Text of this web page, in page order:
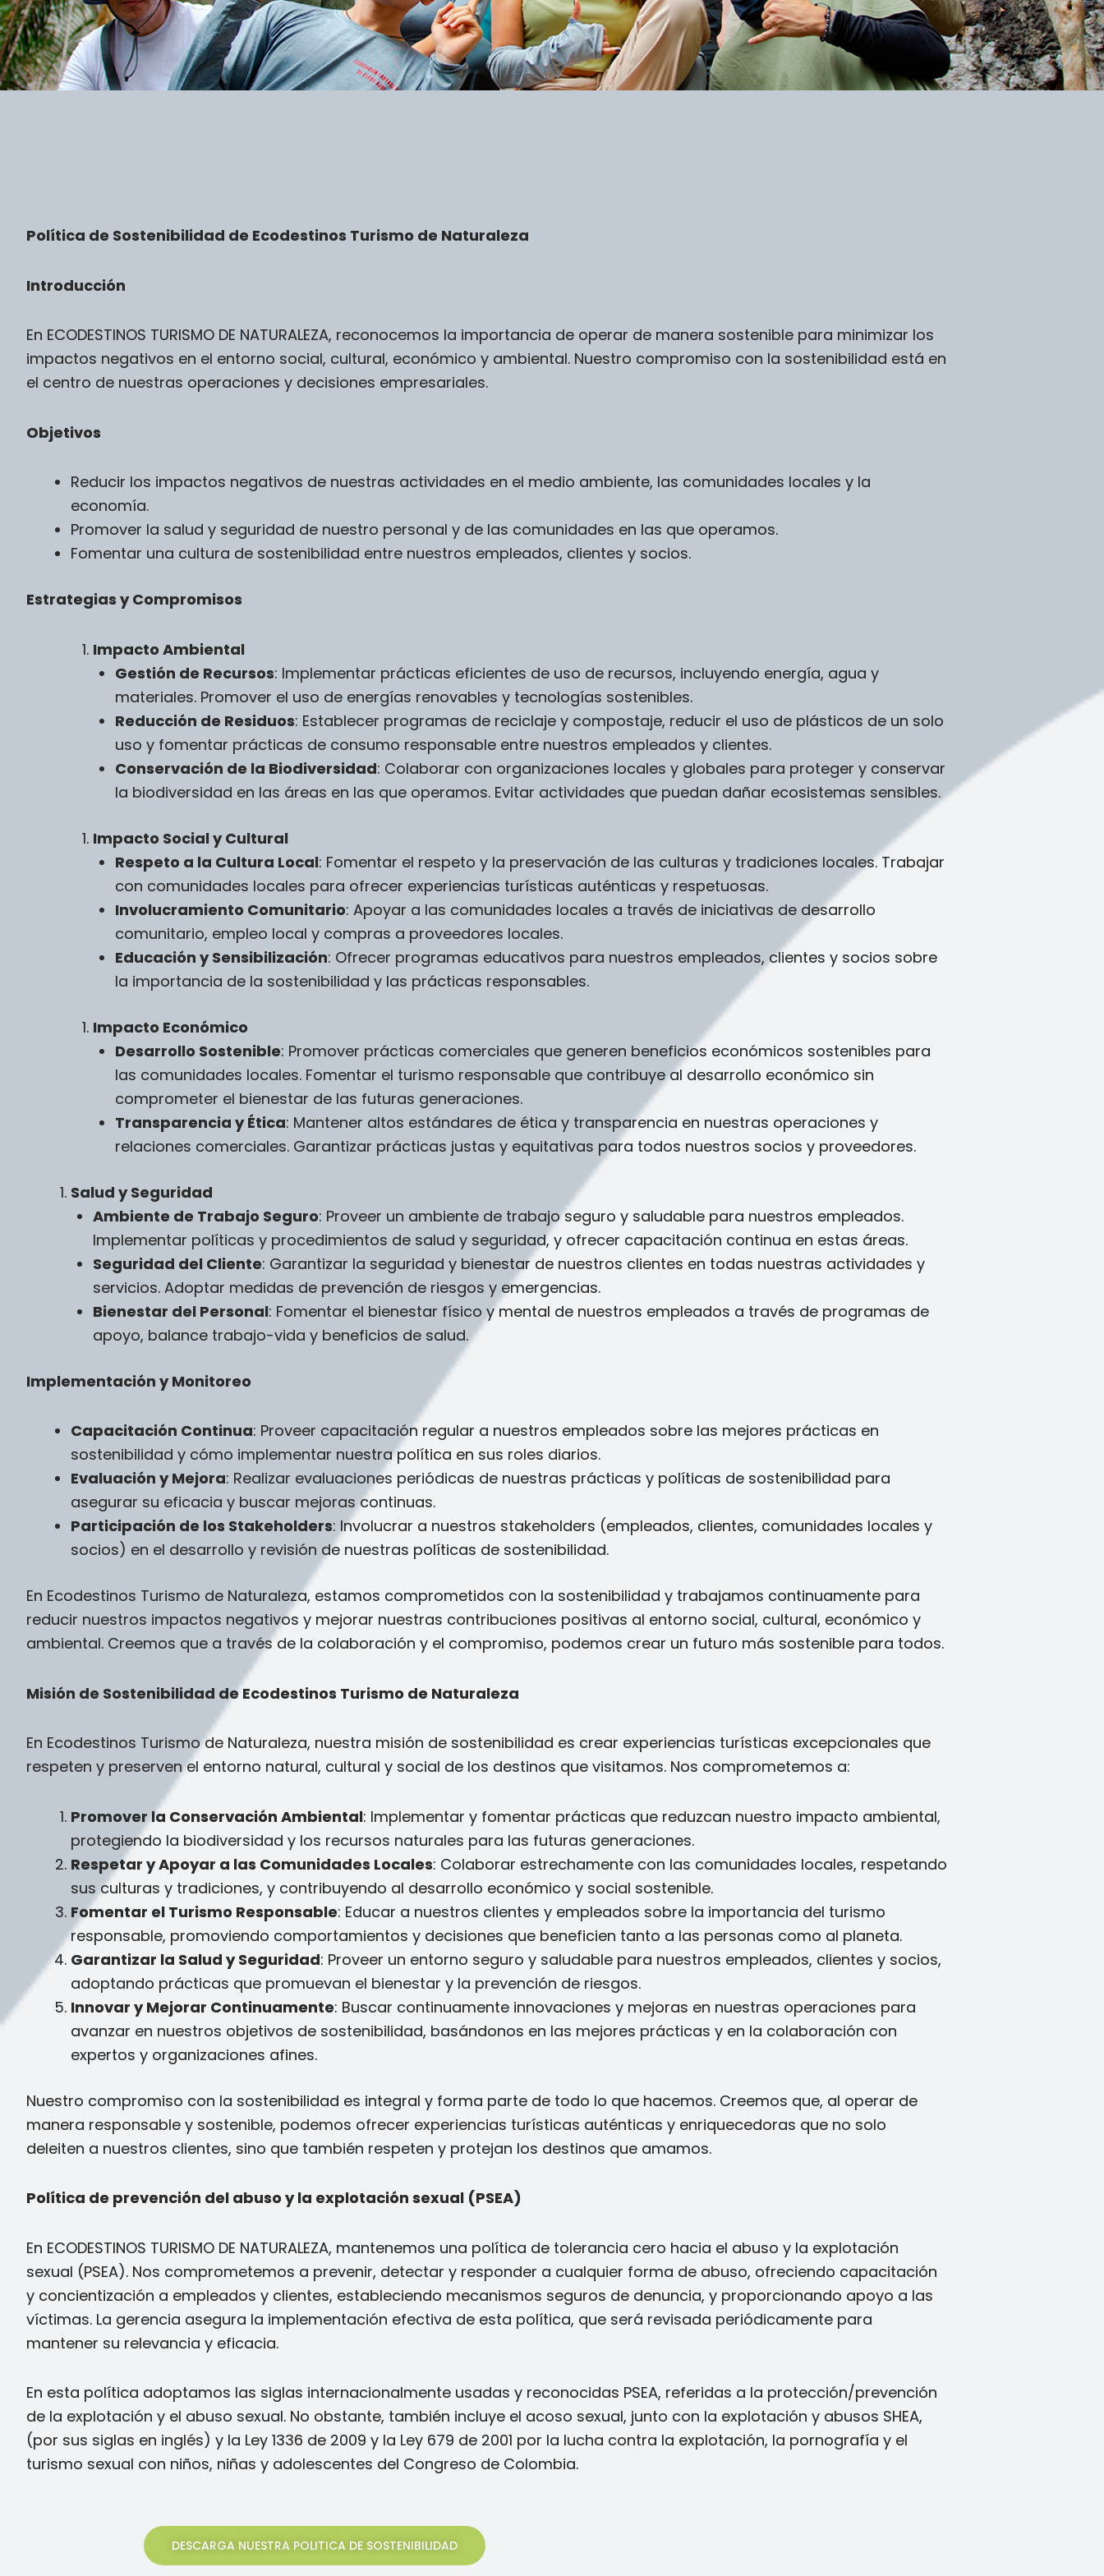
Política de Sostenibilidad de Ecodestinos Turismo de Naturaleza
Introducción
En ECODESTINOS TURISMO DE NATURALEZA, reconocemos la importancia de operar de manera sostenible para minimizar los
impactos negativos en el entorno social, cultural, económico y ambiental. Nuestro compromiso con la sostenibilidad está en
el centro de nuestras operaciones y decisiones empresariales.
Objetivos
Reducir los impactos negativos de nuestras actividades en el medio ambiente, las comunidades locales y la
economía.
Promover la salud y seguridad de nuestro personal y de las comunidades en las que operamos.
Fomentar una cultura de sostenibilidad entre nuestros empleados, clientes y socios.
Estrategias y Compromisos
Impacto Ambiental
Gestión de Recursos: Implementar prácticas eficientes de uso de recursos, incluyendo energía, agua y
materiales. Promover el uso de energías renovables y tecnologías sostenibles.
Reducción de Residuos: Establecer programas de reciclaje y compostaje, reducir el uso de plásticos de un solo
uso y fomentar prácticas de consumo responsable entre nuestros empleados y clientes.
Conservación de la Biodiversidad: Colaborar con organizaciones locales y globales para proteger y conservar
la biodiversidad en las áreas en las que operamos. Evitar actividades que puedan dañar ecosistemas sensibles.
Impacto Social y Cultural
Respeto a la Cultura Local: Fomentar el respeto y la preservación de las culturas y tradiciones locales. Trabajar
con comunidades locales para ofrecer experiencias turísticas auténticas y respetuosas.
Involucramiento Comunitario: Apoyar a las comunidades locales a través de iniciativas de desarrollo
comunitario, empleo local y compras a proveedores locales.
Educación y Sensibilización: Ofrecer programas educativos para nuestros empleados, clientes y socios sobre
la importancia de la sostenibilidad y las prácticas responsables.
Impacto Económico
Desarrollo Sostenible: Promover prácticas comerciales que generen beneficios económicos sostenibles para
las comunidades locales. Fomentar el turismo responsable que contribuye al desarrollo económico sin
comprometer el bienestar de las futuras generaciones.
Transparencia y Ética: Mantener altos estándares de ética y transparencia en nuestras operaciones y
relaciones comerciales. Garantizar prácticas justas y equitativas para todos nuestros socios y proveedores.
Salud y Seguridad
Ambiente de Trabajo Seguro: Proveer un ambiente de trabajo seguro y saludable para nuestros empleados.
Implementar políticas y procedimientos de salud y seguridad, y ofrecer capacitación continua en estas áreas.
Seguridad del Cliente: Garantizar la seguridad y bienestar de nuestros clientes en todas nuestras actividades y
servicios. Adoptar medidas de prevención de riesgos y emergencias.
Bienestar del Personal: Fomentar el bienestar físico y mental de nuestros empleados a través de programas de
apoyo, balance trabajo-vida y beneficios de salud.
Implementación y Monitoreo
Capacitación Continua: Proveer capacitación regular a nuestros empleados sobre las mejores prácticas en
sostenibilidad y cómo implementar nuestra política en sus roles diarios.
Evaluación y Mejora: Realizar evaluaciones periódicas de nuestras prácticas y políticas de sostenibilidad para
asegurar su eficacia y buscar mejoras continuas.
Participación de los Stakeholders: Involucrar a nuestros stakeholders (empleados, clientes, comunidades locales y
socios) en el desarrollo y revisión de nuestras políticas de sostenibilidad.
En Ecodestinos Turismo de Naturaleza, estamos comprometidos con la sostenibilidad y trabajamos continuamente para
reducir nuestros impactos negativos y mejorar nuestras contribuciones positivas al entorno social, cultural, económico y
ambiental. Creemos que a través de la colaboración y el compromiso, podemos crear un futuro más sostenible para todos.
Misión de Sostenibilidad de Ecodestinos Turismo de Naturaleza
En Ecodestinos Turismo de Naturaleza, nuestra misión de sostenibilidad es crear experiencias turísticas excepcionales que
respeten y preserven el entorno natural, cultural y social de los destinos que visitamos. Nos comprometemos a:
Promover la Conservación Ambiental: Implementar y fomentar prácticas que reduzcan nuestro impacto ambiental,
protegiendo la biodiversidad y los recursos naturales para las futuras generaciones.
Respetar y Apoyar a las Comunidades Locales: Colaborar estrechamente con las comunidades locales, respetando
sus culturas y tradiciones, y contribuyendo al desarrollo económico y social sostenible.
Fomentar el Turismo Responsable: Educar a nuestros clientes y empleados sobre la importancia del turismo
responsable, promoviendo comportamientos y decisiones que beneficien tanto a las personas como al planeta.
Garantizar la Salud y Seguridad: Proveer un entorno seguro y saludable para nuestros empleados, clientes y socios,
adoptando prácticas que promuevan el bienestar y la prevención de riesgos.
Innovar y Mejorar Continuamente: Buscar continuamente innovaciones y mejoras en nuestras operaciones para
avanzar en nuestros objetivos de sostenibilidad, basándonos en las mejores prácticas y en la colaboración con
expertos y organizaciones afines.
Nuestro compromiso con la sostenibilidad es integral y forma parte de todo lo que hacemos. Creemos que, al operar de
manera responsable y sostenible, podemos ofrecer experiencias turísticas auténticas y enriquecedoras que no solo
deleiten a nuestros clientes, sino que también respeten y protejan los destinos que amamos.
Política de prevención del abuso y la explotación sexual (PSEA)
En ECODESTINOS TURISMO DE NATURALEZA, mantenemos una política de tolerancia cero hacia el abuso y la explotación
sexual (PSEA). Nos comprometemos a prevenir, detectar y responder a cualquier forma de abuso, ofreciendo capacitación
y concientización a empleados y clientes, estableciendo mecanismos seguros de denuncia, y proporcionando apoyo a las
víctimas. La gerencia asegura la implementación efectiva de esta política, que será revisada periódicamente para
mantener su relevancia y eficacia.
En esta política adoptamos las siglas internacionalmente usadas y reconocidas PSEA, referidas a la protección/prevención
de la explotación y el abuso sexual. No obstante, también incluye el acoso sexual, junto con la explotación y abusos SHEA,
(por sus siglas en inglés) y la Ley 1336 de 2009 y la Ley 679 de 2001 por la lucha contra la explotación, la pornografía y el
turismo sexual con niños, niñas y adolescentes del Congreso de Colombia.
DESCARGA NUESTRA POLITICA DE SOSTENIBILIDAD